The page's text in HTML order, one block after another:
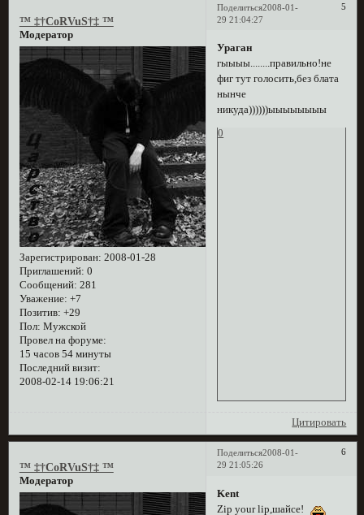
Поделиться 5
2008-01-
29 21:04:27
™ ‡†CoRVuS†‡ ™
Модератор
Зарегистрирован: 2008-01-28
Приглашений: 0
Сообщений: 281
Уважение: +7
Позитив: +29
Пол: Мужской
Провел на форуме:
15 часов 54 минуты
Последний визит:
2008-02-14 19:06:21
Ураган
гыыыы........правильно!не
фиг тут голосить,без блата
нынче
никуда))))))ыыыыыыыы
0
Цитировать
Поделиться 6
2008-01-
29 21:05:26
™ ‡†CoRVuS†‡ ™
Модератор
Kent
Zip your lip,шайсе!